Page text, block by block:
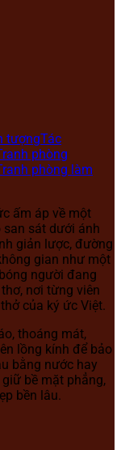
tượngTác
phòng
phòng làm
ấm áp về một
sát dưới ánh
giản lược, đường
gian như một
người đang
nơi từng viên
của ký ức Việt.
thoáng mát,
lồng kính để bảo
bằng nước hay
bề mặt phẳng,
bền lâu.